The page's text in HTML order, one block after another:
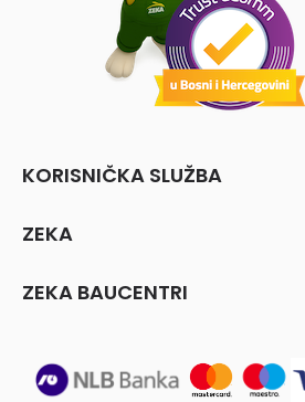
KORISNIČKA SLUŽBA
ZEKA
ZEKA BAUCENTRI